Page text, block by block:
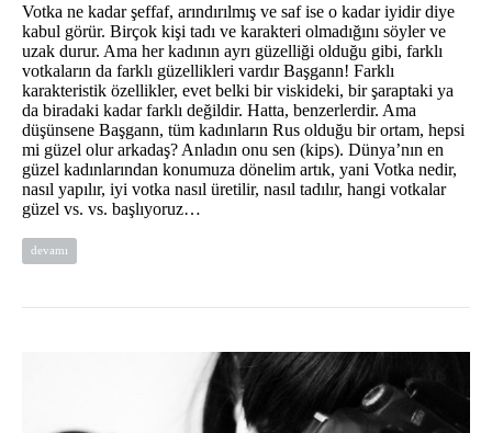
Votka ne kadar şeffaf, arındırılmış ve saf ise o kadar iyidir diye
kabul görür. Birçok kişi tadı ve karakteri olmadığını söyler ve
uzak durur. Ama her kadının ayrı güzelliği olduğu gibi, farklı
votkaların da farklı güzellikleri vardır Başgann! Farklı
karakteristik özellikler, evet belki bir viskideki, bir şaraptaki ya
da biradaki kadar farklı değildir. Hatta, benzerlerdir. Ama
düşünsene Başgann, tüm kadınların Rus olduğu bir ortam, hepsi
mi güzel olur arkadaş? Anladın onu sen (kips). Dünya’nın en
güzel kadınlarından konumuza dönelim artık, yani Votka nedir,
nasıl yapılır, iyi votka nasıl üretilir, nasıl tadılır, hangi votkalar
güzel vs. vs. başlıyoruz…
devamı